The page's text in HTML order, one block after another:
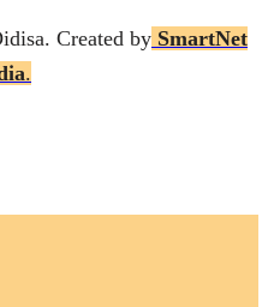
. Created by SmartNet
.